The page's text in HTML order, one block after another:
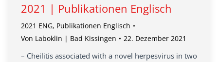
2021 | Publikationen Englisch
2021 ENG, Publikationen Englisch
Von Laboklin | Bad Kissingen 22. Dezember 2021
– Cheilitis associated with a novel herpesvirus in two